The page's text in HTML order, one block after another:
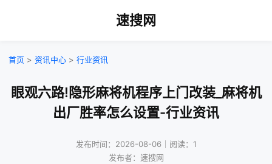
速搜网
首页 > 资讯中心 > 行业资讯
眼观六路!隐形麻将机程序上门改装_麻将机
出厂胜率怎么设置-行业资讯
发布时间：2026-08-06｜阅读：1
发布者：速搜网